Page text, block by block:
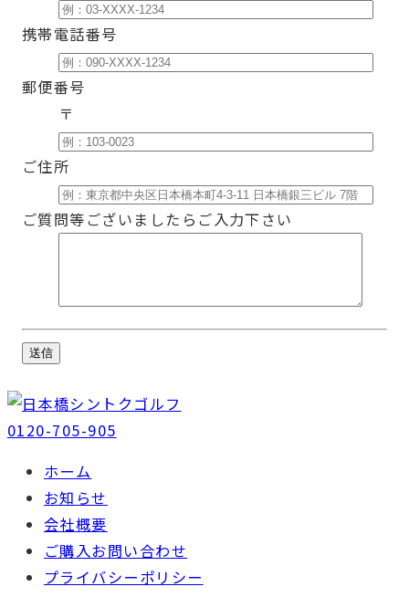
携帯電話番号
郵便番号
〒
ご住所
ご質問等ございましたらご入力下さい
0120-705-905
ホーム
お知らせ
会社概要
ご購入お問い合わせ
プライバシーポリシー